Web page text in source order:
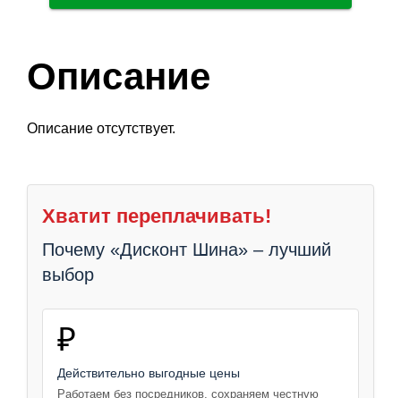
Описание
Описание отсутствует.
Хватит переплачивать!
Почему «Дисконт Шина» – лучший
выбор
₽
Действительно выгодные цены
Работаем без посредников, сохраняем честную